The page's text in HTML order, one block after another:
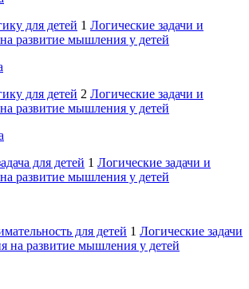
для детей 1 Логические задачи и
развитие мышления у детей
для детей 2 Логические задачи и
развитие мышления у детей
для детей 1 Логические задачи и
развитие мышления у детей
для детей 1 Логические задачи
на развитие мышления у детей